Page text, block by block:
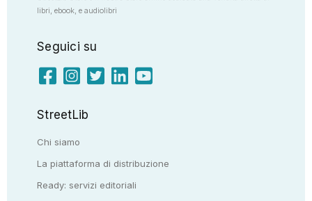
libri, ebook, e audiolibri
Seguici su
StreetLib
Chi siamo
La piattaforma di distribuzione
Ready: servizi editoriali